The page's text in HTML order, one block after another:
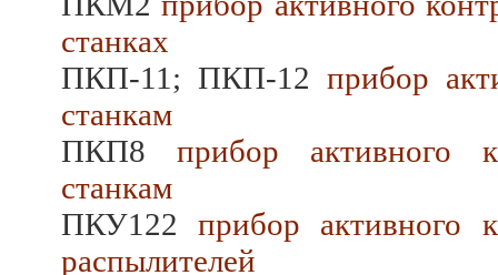
станках
ПКП-11; ПКП-12 прибор
станкам
ПКП8 прибор активного
станкам
ПКУ122 прибор активного
распылителей